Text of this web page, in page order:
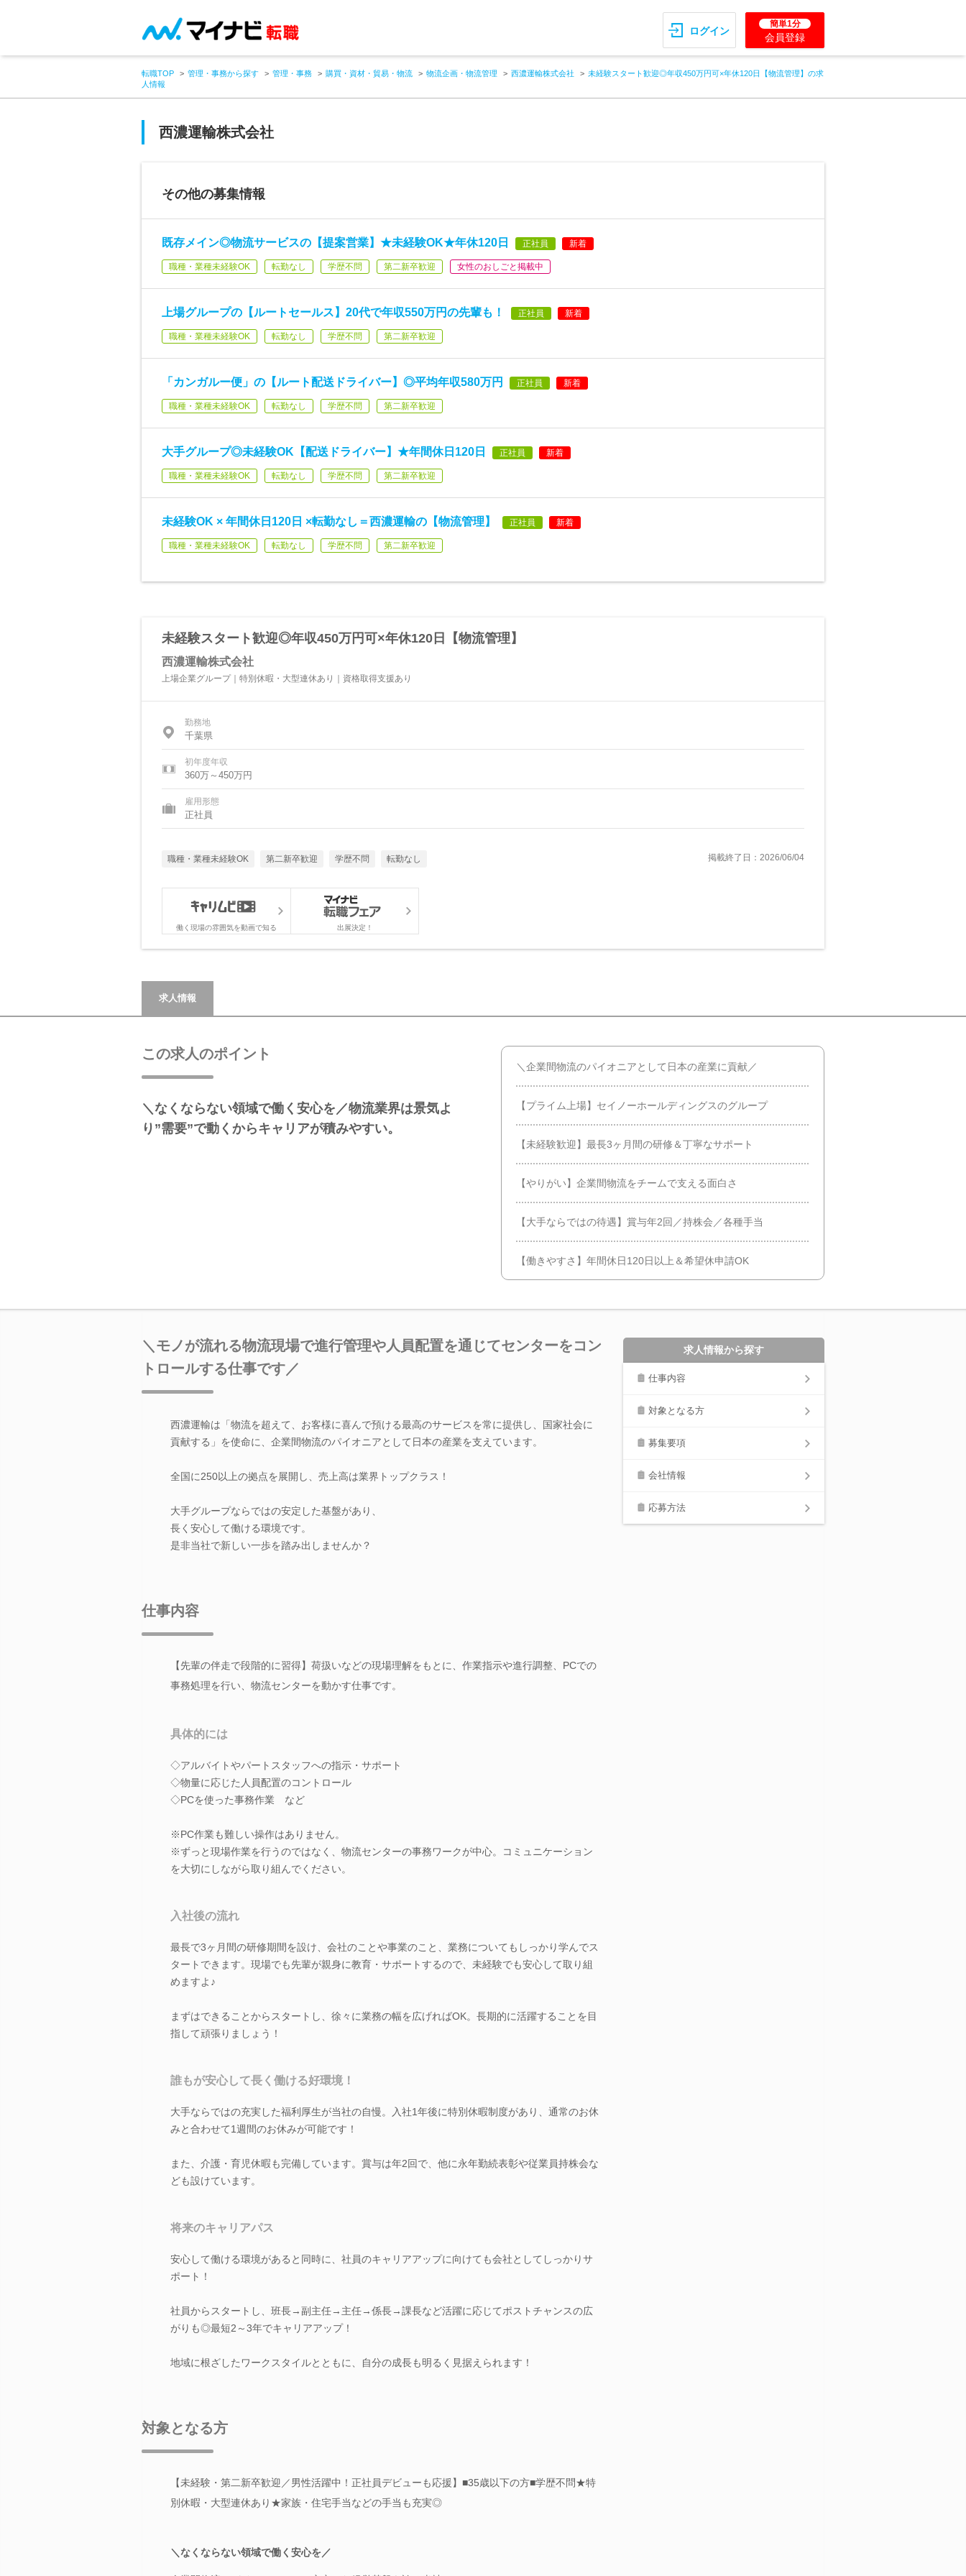
ログイン
簡単1分
会員登録
転職TOP 管理・事務から探す 管理・事務 購買・資材・貿易・物流 物流企画・物流管理 西濃運輸株式会社
未経験スタート歓迎◎年収450万円可×年休120日【物流管理】の求
人情報
西濃運輸株式会社
その他の募集情報
既存メイン◎物流サービスの【提案営業】★未経験OK★年休120日 正社員 新着
職種・業種未経験OK 転勤なし 学歴不問 第二新卒歓迎 女性のおしごと掲載中
上場グループの【ルートセールス】20代で年収550万円の先輩も！ 正社員 新着
職種・業種未経験OK 転勤なし 学歴不問 第二新卒歓迎
「カンガルー便」の【ルート配送ドライバー】◎平均年収580万円 正社員 新着
職種・業種未経験OK 転勤なし 学歴不問 第二新卒歓迎
大手グループ◎未経験OK【配送ドライバー】★年間休日120日 正社員 新着
職種・業種未経験OK 転勤なし 学歴不問 第二新卒歓迎
未経験OK × 年間休日120日 ×転勤なし＝西濃運輸の【物流管理】 正社員 新着
職種・業種未経験OK 転勤なし 学歴不問 第二新卒歓迎
未経験スタート歓迎◎年収450万円可×年休120日【物流管理】
西濃運輸株式会社
上場企業グループ｜特別休暇・大型連休あり｜資格取得支援あり
勤務地
千葉県
初年度年収
360万～450万円
雇用形態
正社員
職種・業種未経験OK 第二新卒歓迎 学歴不問 転勤なし 掲載終了日：2026/06/04
働く現場の雰囲気を動画で知る 出展決定！
求人情報
この求人のポイント
＼なくならない領域で働く安心を／物流業界は景気よ
り”需要”で動くからキャリアが積みやすい。
＼企業間物流のパイオニアとして日本の産業に貢献／
【プライム上場】セイノーホールディングスのグループ
【未経験歓迎】最長3ヶ月間の研修＆丁寧なサポート
【やりがい】企業間物流をチームで支える面白さ
【大手ならではの待遇】賞与年2回／持株会／各種手当
【働きやすさ】年間休日120日以上＆希望休申請OK
＼モノが流れる物流現場で進行管理や人員配置を通じてセンターをコン
トロールする仕事です／
西濃運輸は「物流を超えて、お客様に喜んで預ける最高のサービスを常に提供し、国家社会に
貢献する」を使命に、企業間物流のパイオニアとして日本の産業を支えています。
全国に250以上の拠点を展開し、売上高は業界トップクラス！
大手グループならではの安定した基盤があり、
長く安心して働ける環境です。
是非当社で新しい一歩を踏み出しませんか？
仕事内容
【先輩の伴走で段階的に習得】荷扱いなどの現場理解をもとに、作業指示や進行調整、PCでの
事務処理を行い、物流センターを動かす仕事です。
具体的には
◇アルバイトやパートスタッフへの指示・サポート
◇物量に応じた人員配置のコントロール
◇PCを使った事務作業 など
※PC作業も難しい操作はありません。
※ずっと現場作業を行うのではなく、物流センターの事務ワークが中心。コミュニケーション
を大切にしながら取り組んでください。
入社後の流れ
最長で3ヶ月間の研修期間を設け、会社のことや事業のこと、業務についてもしっかり学んでス
タートできます。現場でも先輩が親身に教育・サポートするので、未経験でも安心して取り組
めますよ♪
まずはできることからスタートし、徐々に業務の幅を広げればOK。長期的に活躍することを目
指して頑張りましょう！
誰もが安心して長く働ける好環境！
大手ならではの充実した福利厚生が当社の自慢。入社1年後に特別休暇制度があり、通常のお休
みと合わせて1週間のお休みが可能です！
また、介護・育児休暇も完備しています。賞与は年2回で、他に永年勤続表彰や従業員持株会な
ども設けています。
将来のキャリアパス
安心して働ける環境があると同時に、社員のキャリアアップに向けても会社としてしっかりサ
ポート！
社員からスタートし、班長→副主任→主任→係長→課長など活躍に応じてポストチャンスの広
がりも◎最短2～3年でキャリアアップ！
地域に根ざしたワークスタイルとともに、自分の成長も明るく見据えられます！
対象となる方
【未経験・第二新卒歓迎／男性活躍中！正社員デビューも応援】■35歳以下の方■学歴不問★特
別休暇・大型連休あり★家族・住宅手当などの手当も充実◎
＼なくならない領域で働く安心を／
求人情報から探す
仕事内容
対象となる方
募集要項
会社情報
応募方法